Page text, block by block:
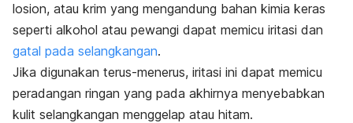
losion, atau krim yang mengandung bahan kimia keras
seperti alkohol atau pewangi dapat memicu iritasi dan
gatal pada selangkangan.
Jika digunakan terus-menerus, iritasi ini dapat memicu
peradangan ringan yang pada akhirnya menyebabkan
kulit selangkangan menggelap atau hitam.